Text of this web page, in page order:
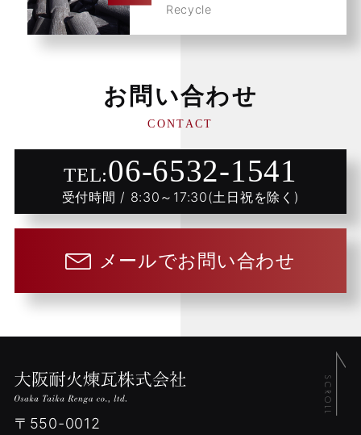
Recycle
お問い合わせ
CONTACT
TEL:06-6532-1541
受付時間 / 8:30～17:30(土日祝を除く)
メールでお問い合わせ
〒550-0012